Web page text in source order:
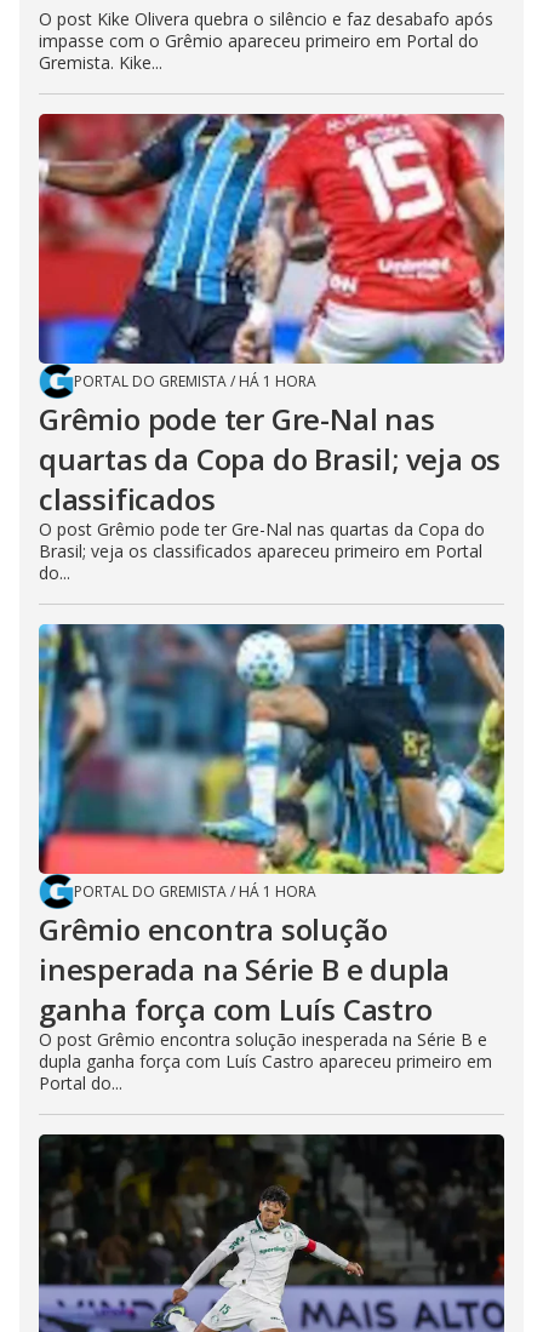
O post Kike Olivera quebra o silêncio e faz desabafo após
impasse com o Grêmio apareceu primeiro em Portal do
Gremista. Kike...
PORTAL DO GREMISTA/ HÁ 1 HORA
Grêmio pode ter Gre-Nal nas
quartas da Copa do Brasil; veja os
classificados
O post Grêmio pode ter Gre-Nal nas quartas da Copa do
Brasil; veja os classificados apareceu primeiro em Portal
do...
PORTAL DO GREMISTA/ HÁ 1 HORA
Grêmio encontra solução
inesperada na Série B e dupla
ganha força com Luís Castro
O post Grêmio encontra solução inesperada na Série B e
dupla ganha força com Luís Castro apareceu primeiro em
Portal do...